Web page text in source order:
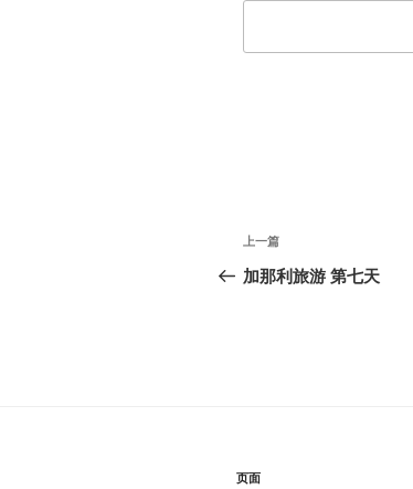
文
章
上
一
上一篇
加那利旅游 第七天
页面